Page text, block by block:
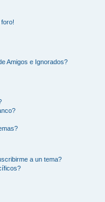
Amigos e Ignorados?
a un tema?